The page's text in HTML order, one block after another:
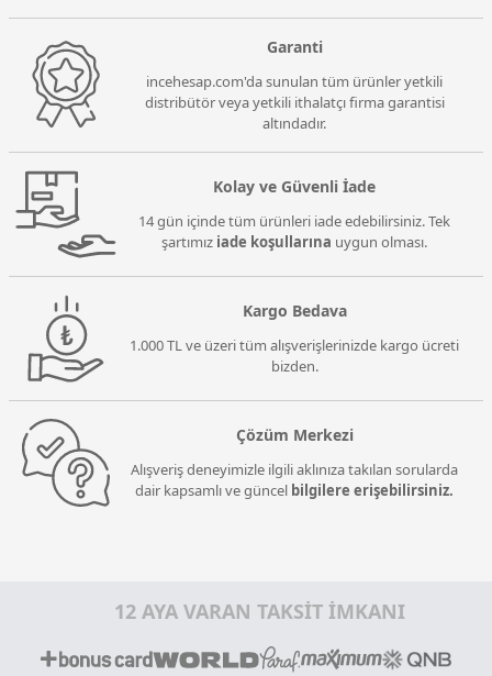
Garanti
incehesap.com'da sunulan tüm ürünler yetkili
distribütör veya yetkili ithalatçı firma garantisi
altındadır.
Kolay ve Güvenli İade
14 gün içinde tüm ürünleri iade edebilirsiniz. Tek
şartımız iade koşullarına uygun olması.
Kargo Bedava
1.000 TL ve üzeri tüm alışverişlerinizde kargo ücreti
bizden.
Çözüm Merkezi
Alışveriş deneyimizle ilgili aklınıza takılan sorularda
dair kapsamlı ve güncel bilgilere erişebilirsiniz.
12 AYA VARAN TAKSİT İMKANI